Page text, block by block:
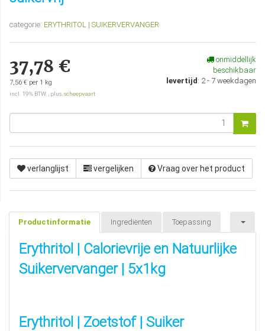
categorie: ERYTHRITOL | SUIKERVERVANGER
37,78 €
7,56 € per 1 kg
incl. 19% BTW. , plus. scheepvaart
onmiddellijk
beschikbaar
levertijd: 2 - 7 weekdagen
verlanglijst vergelijken Vraag over het product
Productinformatie Ingrediënten Toepassing
Erythritol | Calorievrije en Natuurlijke
Suikervervanger | 5x1kg
Erythritol | Zoetstof | Suiker